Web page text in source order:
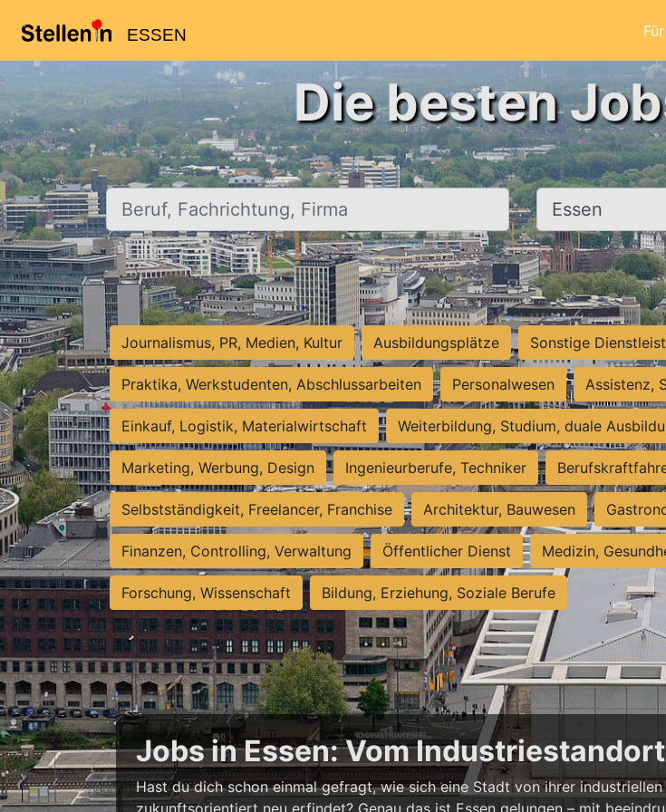
ESSEN
Die besten
Beruf, Fachrichtung, Firma Ort, Stadt
Journalismus, PR, Medien, Kultur Ausbildungsplätze Sonstige
Praktika, Werkstudenten, Abschlussarbeiten Personalwesen Assistenz,
Einkauf, Logistik, Materialwirtschaft Weiterbildung, Studium, duale
Marketing, Werbung, Design Ingenieurberufe, Techniker
Selbstständigkeit, Freelancer, Franchise Architektur, Bauwesen
Finanzen, Controlling, Verwaltung Öffentlicher Dienst Medizin,
Forschung, Wissenschaft Bildung, Erziehung, Soziale Berufe
Jobs in Essen: Vom
Hast du dich schon einmal gefragt, wie sich eine Stadt von ihrer